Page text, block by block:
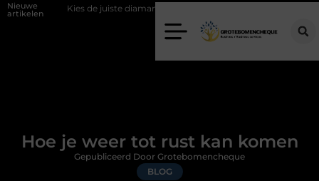
Nieuwe
artikelen
de juiste diamantboor voor uw project
Hoe je weer tot rust kan komen
BLOG
Gepubliceerd Door Grotebomencheque